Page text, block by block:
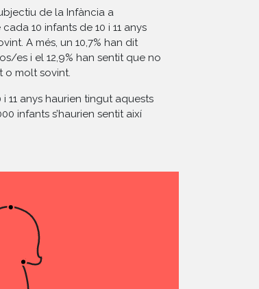
de la Infància a
10 infants de 10 i 11 anys
A més, un 10,7% han dit
es i el 12,9% han sentit que no
o molt sovint.
11 anys haurien tingut aquests
infants s’haurien sentit així